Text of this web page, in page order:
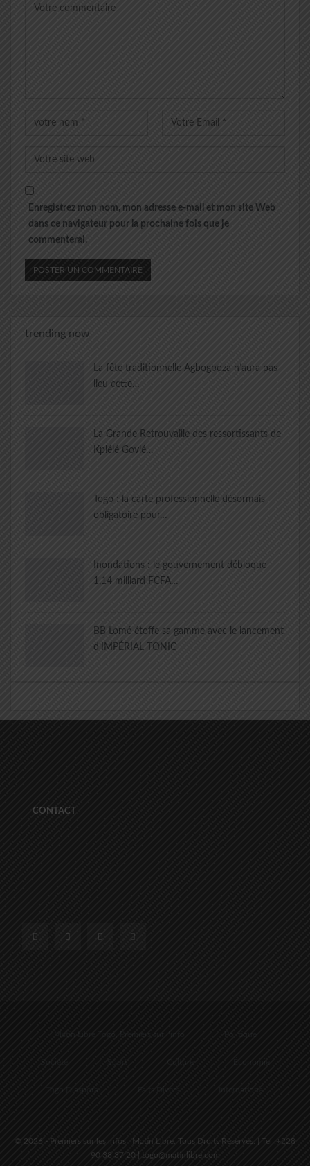
Enregistrez mon nom, mon adresse e-mail et mon site Web
dans ce navigateur pour la prochaine fois que je
commenterai.
trending now
La fête traditionnelle Agbogboza n’aura pas
lieu cette…
La Grande Retrouvaille des ressortissants de
Kplélé Govié…
Togo : la carte professionnelle désormais
obligatoire pour…
Inondations : le gouvernement débloque
1,14 milliard FCFA…
BB Lomé étoffe sa gamme avec le lancement
d’IMPÉRIAL TONIC
CONTACT
Togo Diaspora
© 2026 - Premiers sur les infos | Matin Libre. Tous Droits Réservés. | Tel :+228
90 38 37 20 | togo@matinlibre.com